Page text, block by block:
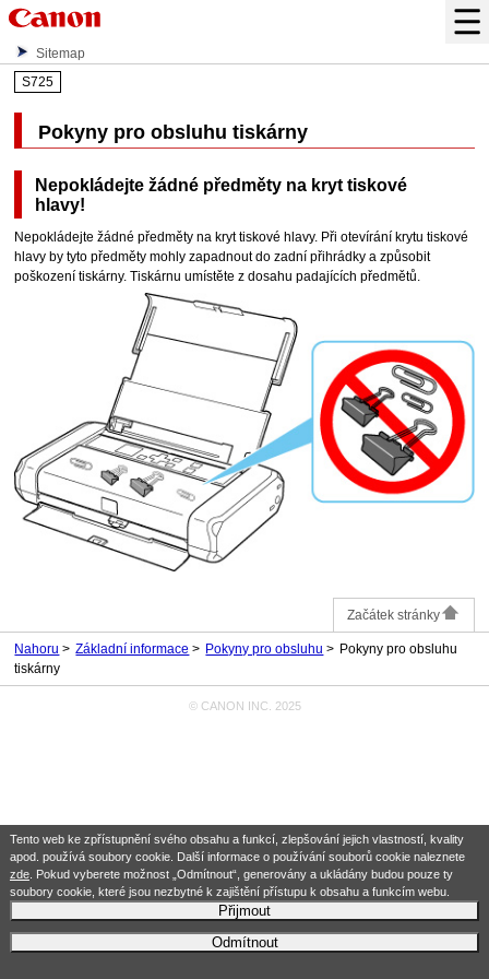
Tento web ke zpřístupnění svého obsahu a funkcí, zlepšování jejich vlastností, kvality
apod. používá soubory cookie. Další informace o používání souborů cookie naleznete
zde. Pokud vyberete možnost „Odmítnout“, generovány a ukládány budou pouze ty
soubory cookie, které jsou nezbytné k zajištění přístupu k obsahu a funkcím webu.
Přijmout
Odmítnout
Sitemap
S725
Pokyny pro obsluhu tiskárny
Nepokládejte žádné předměty na kryt tiskové
hlavy!
Nepokládejte žádné předměty nakryt tiskové hlavy. Při otevíráníkrytu tiskové
hlavy by tyto předměty mohly zapadnout dozadní přihrádky a způsobit
poškozenítiskárny. Tiskárnu umístěte z dosahu padajících předmětů.
Začátek stránky
Nahoru Základní informace Pokyny pro obsluhu
Pokyny pro obsluhu
tiskárny
© CANON INC. 2025